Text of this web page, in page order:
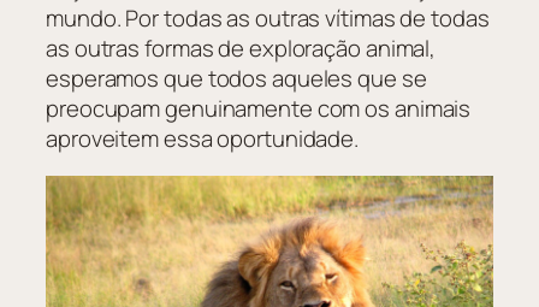
mundo. Por todas as outras vítimas de todas
as outras formas de exploração animal,
esperamos que todos aqueles que se
preocupam genuinamente com os animais
aproveitem essa oportunidade.